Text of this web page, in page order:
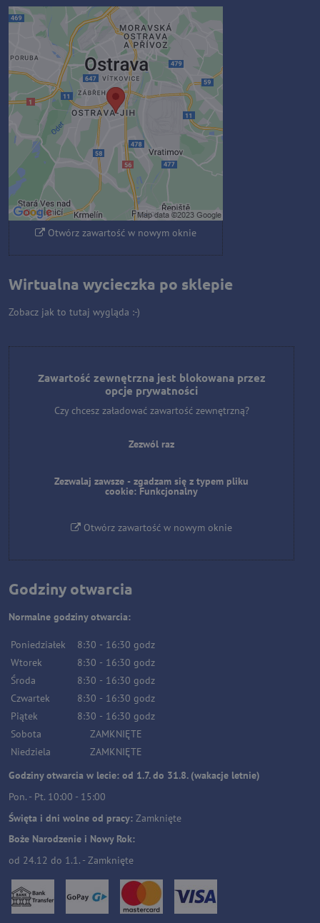
Zawartość zewnętrzna jest
blokowana przez opcje
prywatności
Czy chcesz załadować zawartość
zewnętrzną?
Zezwól raz
Zezwalaj zawsze - zgadzam się z
typem pliku cookie: Funkcjonalny
Otwórz zawartość w nowym oknie
Wirtualna wycieczka po sklepie
Zobacz jak to tutaj wygląda :-)
Zawartość zewnętrzna jest blokowana przez
opcje prywatności
Czy chcesz załadować zawartość zewnętrzną?
Zezwól raz
Zezwalaj zawsze - zgadzam się z typem pliku
cookie: Funkcjonalny
Otwórz zawartość w nowym oknie
Godziny otwarcia
Normalne godziny otwarcia:
Poniedziałek 8:30 - 16:30 godz
Wtorek
8:30 - 16:30 godz
Środa
8:30 - 16:30 godz
Czwartek
8:30 - 16:30 godz
Piątek
8:30 - 16:30 godz
Sobota
ZAMKNIĘTE
Niedziela
ZAMKNIĘTE
Godziny otwarcia w lecie: od 1.7. do 31.8. (wakacje letnie)
Pon. - Pt. 10:00 - 15:00
Święta i dni wolne od pracy: Zamknięte
Boże Narodzenie i Nowy Rok:
od 24.12 do 1.1. - Zamknięte